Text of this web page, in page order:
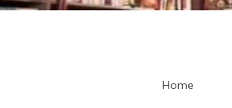
Home